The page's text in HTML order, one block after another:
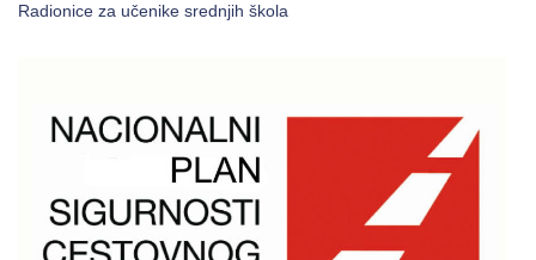
Radionice za učenike srednjih škola